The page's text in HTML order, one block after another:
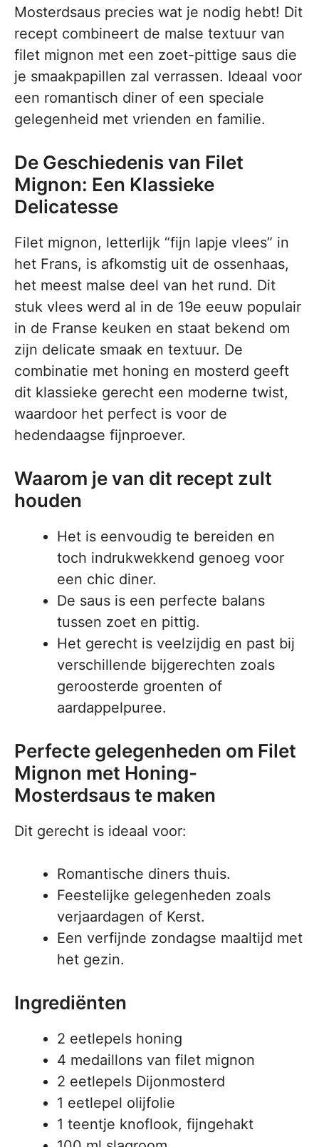
Mosterdsaus precies wat je nodig hebt! Dit
recept combineert de malse textuur van
filet mignon met een zoet-pittige saus die
je smaakpapillen zal verrassen. Ideaal voor
een romantisch diner of een speciale
gelegenheid met vrienden en familie.
De Geschiedenis van Filet
Mignon: Een Klassieke
Delicatesse
Filet mignon, letterlijk “fijn lapje vlees” in
het Frans, is afkomstig uit de ossenhaas,
het meest malse deel van het rund. Dit
stuk vlees werd al in de 19e eeuw populair
in de Franse keuken en staat bekend om
zijn delicate smaak en textuur. De
combinatie met honing en mosterd geeft
dit klassieke gerecht een moderne twist,
waardoor het perfect is voor de
hedendaagse fijnproever.
Waarom je van dit recept zult
houden
Het is eenvoudig te bereiden en
toch indrukwekkend genoeg voor
een chic diner.
De saus is een perfecte balans
tussen zoet en pittig.
Het gerecht is veelzijdig en past bij
verschillende bijgerechten zoals
geroosterde groenten of
aardappelpuree.
Perfecte gelegenheden om Filet
Mignon met Honing-
Mosterdsaus te maken
Dit gerecht is ideaal voor:
Romantische diners thuis.
Feestelijke gelegenheden zoals
verjaardagen of Kerst.
Een verfijnde zondagse maaltijd met
het gezin.
Ingrediënten
2 eetlepels honing
4 medaillons van filet mignon
2 eetlepels Dijonmosterd
1 eetlepel olijfolie
1 teentje knoflook, fijngehakt